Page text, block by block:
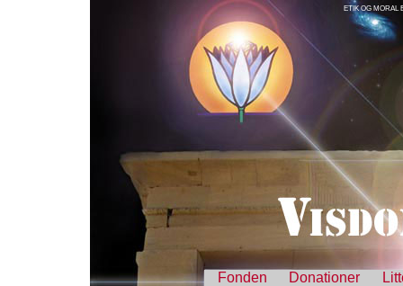
ETIK OG MORAL
Fonden Donationer